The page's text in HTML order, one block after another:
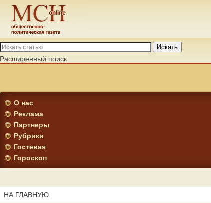
Искать
Расширенный поиск
О нас
Реклама
Партнеры
Рубрики
Гостевая
Гороскоп
НА ГЛАВНУЮ